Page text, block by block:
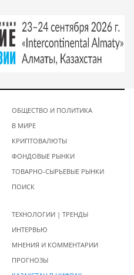
ОБЩЕСТВО И ПОЛИТИКА
В МИРЕ
КРИПТОВАЛЮТЫ
ФОНДОВЫЕ РЫНКИ
ТОВАРНО-СЫРЬЕВЫЕ РЫНКИ
ПОИСК
ТЕХНОЛОГИИ | ТРЕНДЫ
ИНТЕРВЬЮ
МНЕНИЯ И КОММЕНТАРИИ
ПРОГНОЗЫ